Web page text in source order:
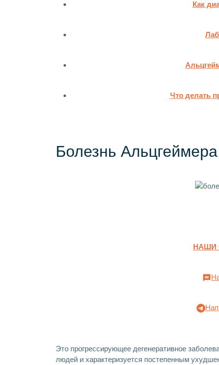
Как
Что делать
Болезнь Альцгеймера
НАШИ
Это прогрессирующее дегенеративное
людей и характеризуется постепенным